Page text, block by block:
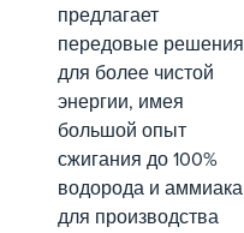
предлагает
передовые решения
для более чистой
энергии, имея
большой опыт
сжигания до 100%
водорода и аммиака
для производства